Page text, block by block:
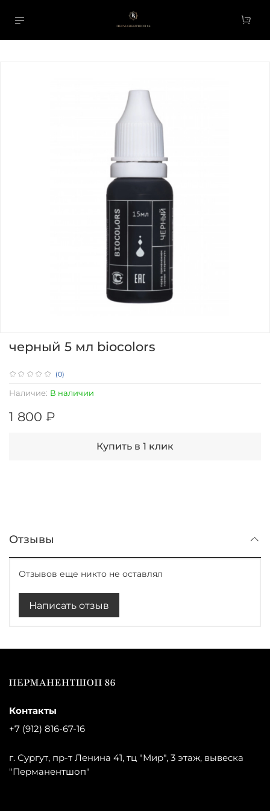
(0)
Наличие: В наличии
черный 5 мл biocolors
1 800 ₽
Купить в 1 клик
Отзывы
Отзывов еще никто не оставлял
Написать отзыв
Контакты
+7 (912) 816-67-16
г. Сургут, пр-т Ленина 41, тц "Мир", 3 этаж, вывеска
"Перманентшоп"